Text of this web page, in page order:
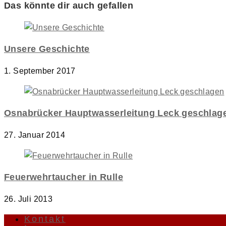
Das könnte dir auch gefallen
Unsere Geschichte
1. September 2017
Osnabrücker Hauptwasserleitung Leck
27. Januar 2014
Feuerwehrtaucher in Rulle
26. Juli 2013
Kontakt